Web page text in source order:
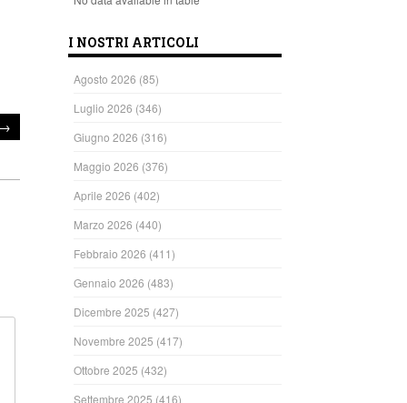
→
I NOSTRI ARTICOLI
Agosto 2026 (85)
Luglio 2026 (346)
Giugno 2026 (316)
Maggio 2026 (376)
Aprile 2026 (402)
Marzo 2026 (440)
Febbraio 2026 (411)
Gennaio 2026 (483)
Dicembre 2025 (427)
Novembre 2025 (417)
Ottobre 2025 (432)
Settembre 2025 (416)